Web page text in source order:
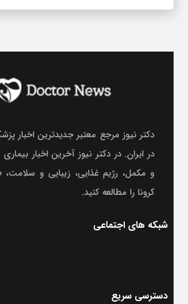
دکتر نیوز مرجع معتبر جدیدترین اخبار
در ایران. در دکتر نیوز آخرین اخبار بیماری
و مکمل، رژیم غذایی، زیبایی و
کرونا را مطالعه کنید.
شبکه های اجتماعی
دسترسی سریع